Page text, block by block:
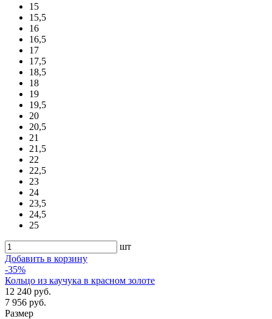
15
15,5
16
16,5
17
17,5
18,5
18
19
19,5
20
20,5
21
21,5
22
22,5
23
24
23,5
24,5
25
шт
Добавить в корзину
-35%
Кольцо из каучука в красном золоте
12 240 руб.
7 956 руб.
Размер